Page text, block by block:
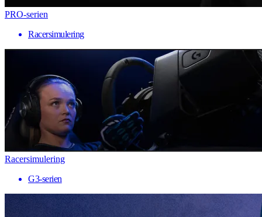
PRO-serien
Racersimulering
Racersimulering
G3-serien